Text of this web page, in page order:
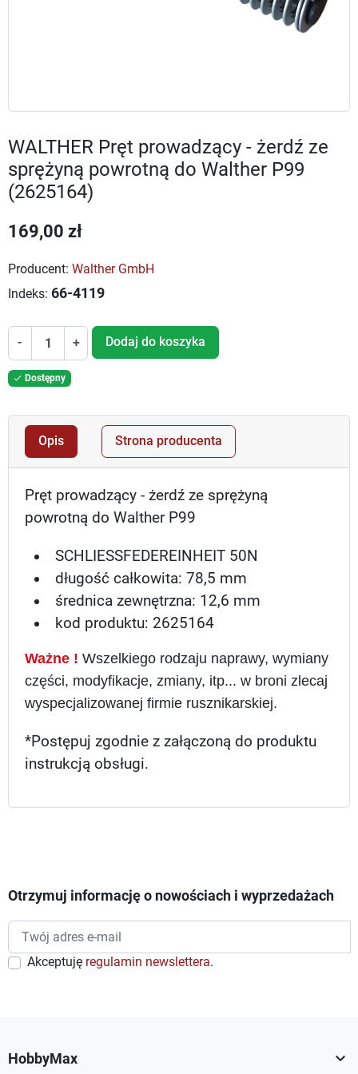
WALTHER Pręt prowadzący - żerdź ze
sprężyną powrotną do Walther P99
(2625164)
169,00 zł
Producent: Walther GmbH
Indeks: 66-4119
- + Dodaj do koszyka
 Dostępny
Opis Strona producenta
Pręt prowadzący - żerdź ze sprężyną
powrotną do Walther P99
SCHLIESSFEDEREINHEIT 50N
długość całkowita: 78,5 mm
średnica zewnętrzna: 12,6 mm
kod produktu: 2625164
Ważne ! Wszelkiego rodzaju naprawy, wymiany
części, modyfikacje, zmiany, itp... w broni zlecaj
wyspecjalizowanej firmie rusznikarskiej.
*Postępuj zgodnie z załączoną do produktu
instrukcją obsługi.
Otrzymuj informację o nowościach i wyprzedażach
Akceptuję regulamin newslettera.
HobbyMax 